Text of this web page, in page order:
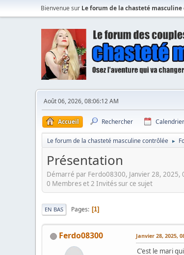
Bienvenue sur Le forum de la chasteté
Août 06, 2026, 08:06:12 AM
Accueil Rechercher Calendrier
Le forum de la chasteté masculine contrôlée ►
Présentation
Démarré par Ferdo08300, Janvier 28, 2025,
0 Membres et 2 Invités sur ce sujet
EN BAS Pages 1
Ferdo08300 Janvier 28, 2025,
C'est le mari